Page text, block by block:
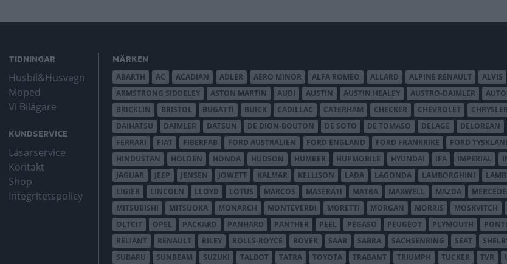
TIDNINGAR
Husbil&Husvagn
Moped
Vi Bilägare
KUNDSERVICE
Läsarservice
Kontakt
Shop
Integritetspolicy
MÄRKEN
ABARTH AC ACADIAN ADLER AERO MINOR ALFA ROMEO ALLARD ALPINE RENAULT ALVIS
ARMSTRONG SIDDELEY
ASTON MARTIN AUDI AUSTIN AUSTIN HEALEY AUSTRO-DAIMLER
BRICKLIN
BRISTOL BUGATTI BUICK CADILLAC CATERHAM CHECKER CHEVROLET CHRYSLER
DAIHATSU
DAIMLER DATSUN DE DION-BOUTON DE SOTO DE TOMASO DELAGE DELOREAN
FERRARI
FIAT FIBERFAB FORD AUSTRALIEN FORD ENGLAND FORD FRANKRIKE FORD
HINDUSTAN
HOLDEN HONDA HUDSON HUMBER HUPMOBILE HYUNDAI IFA IMPERIAL
JAGUAR
JEEP JENSEN JOWETT KALMAR KELLISON LADA LAGONDA LAMBORGHINI
LIGIER
LINCOLN LLOYD LOTUS MARCOS MASERATI MATRA MAXWELL MAZDA
MITSUBISHI
MITSUOKA MONARCH MONTEVERDI MORETTI MORGAN MORRIS MOSKVITCH
OLTCIT
OPEL PACKARD PANHARD PANTHER PEEL PEGASO PEUGEOT PLYMOUTH
RELIANT
RENAULT RILEY ROLLS-ROYCE ROVER SAAB SABRA SACHSENRING SEAT
SUBARU
SUNBEAM SUZUKI TALBOT TATRA TOYOTA TRABANT TRIUMPH TUCKER TVR